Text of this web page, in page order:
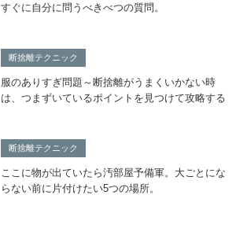
すぐに自分に問うべきべつの質問。
断捨離テクニック
服のありすぎ問題～断捨離がうまくいかない時
は、つまずいているポイントを見つけて攻略する
断捨離テクニック
ここに物が出ていたら汚部屋予備軍。大ごとにな
らない前に片付けたい5つの場所。